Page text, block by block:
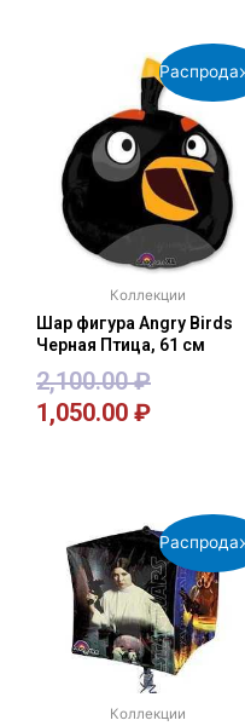
Коллекции
Шар фигура Angry Birds
Черная Птица, 61 см
2,100.00₽
1,050.00 ₽
Коллекции